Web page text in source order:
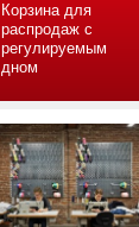
Корзина для
распродаж с
регулируемым
дном